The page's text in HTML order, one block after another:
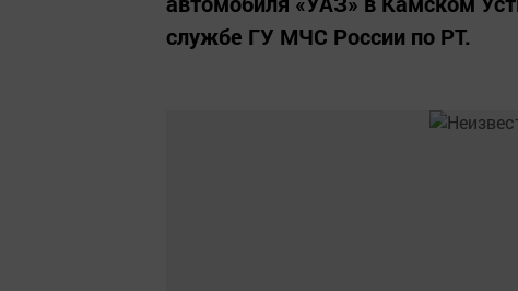
службе ГУ МЧС России по РТ.